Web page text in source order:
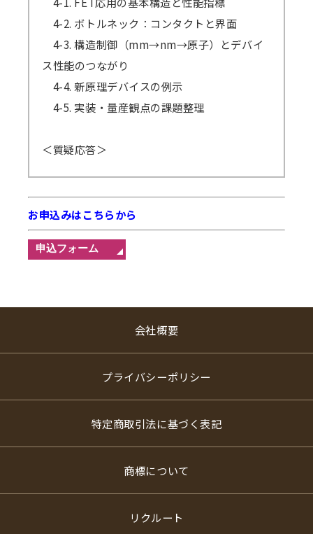
4-2. ボトルネック：コンタクトと界面
4-3. 構造制御（mm→nm→原子）とデバイ
ス性能のつながり
4-4. 新原理デバイスの例示
4-5. 実装・量産観点の課題整理
＜質疑応答＞
お申込みはこちらから
会社概要
プライバシーポリシー
特定商取引法に基づく表記
商標について
リクルート